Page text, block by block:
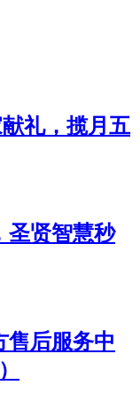
礼，揽月五
圣贤智慧秒
售后服务中